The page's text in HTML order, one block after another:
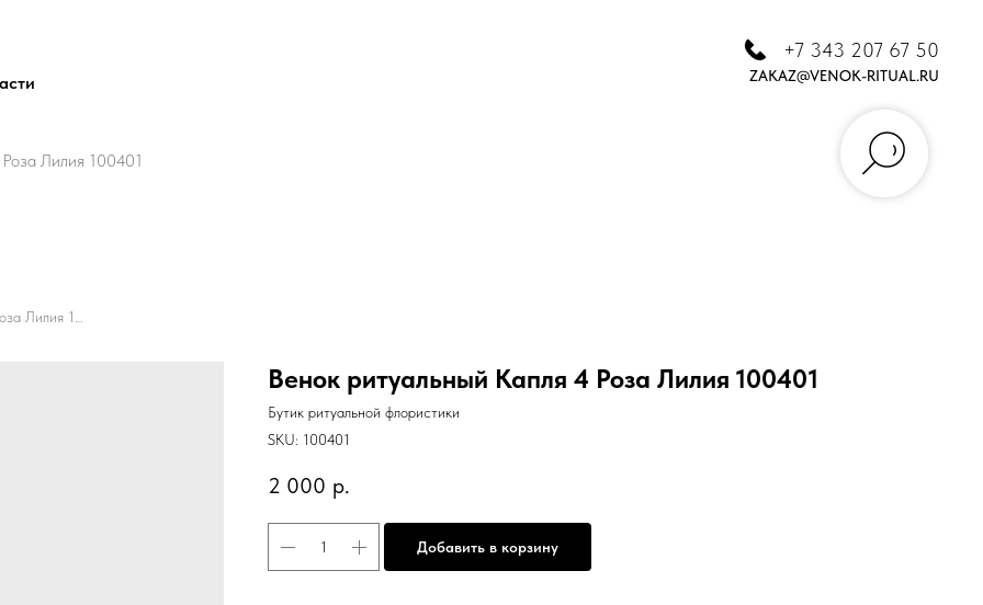
+7 343 207 67 50
ZAKAZ@VENOK-RITUAL.RU
Лилия 100401
Венок ритуальный Капля 4 Роза Лилия 100401
Бутик ритуальной флористики
SKU: 100401
2 000 р.
Добавить в корзину